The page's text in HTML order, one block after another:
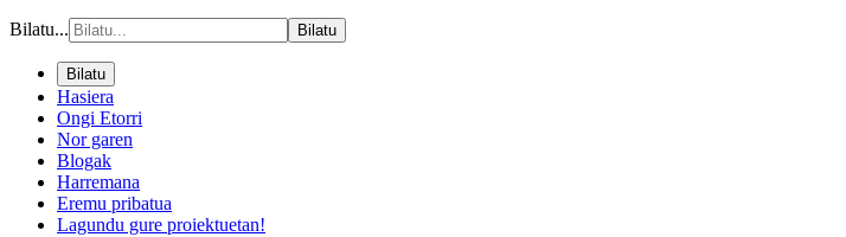
Bilatu... Bilatu
Bilatu
Hasiera
Ongi Etorri
Nor garen
Blogak
Harremana
Eremu pribatua
Lagundu gure proiektuetan!